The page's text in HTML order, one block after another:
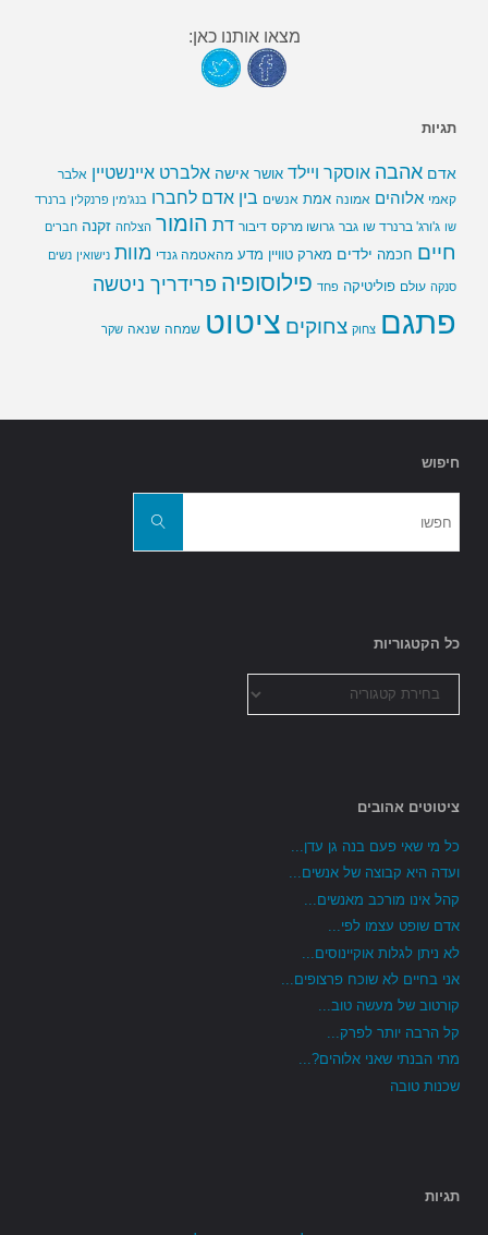
מצאו אותנו כאן:
תגיות
אדם אהבה אוסקר ויילד אושר אישה אלברט איינשטיין אלבר
קאמי אלוהים אמונה אמת אנשים בין אדם לחברו בנג'מין פרנקלין ברנרד
שו ג'ורג' ברנרד שו גבר גרושו מרקס דיבור דת הומור הצלחה זקנה חברים
חיים חכמה ילדים מארק טוויין מדע מהאטמה גנדי מוות נישואין נשים
סנקה עולם פוליטיקה פחד פילוסופיה פרידריך ניטשה
פתגם צחוק צחוקים ציטוט שמחה שנאה שקר
חיפוש
חפשו
כל הקטגוריות
הקטגוריות
ציטוטים אהובים
כל מי שאי פעם בנה גן עדן...
ועדה היא קבוצה של אנשים...
קהל אינו מורכב מאנשים...
אדם שופט עצמו לפי...
לא ניתן לגלות אוקיינוסים...
אני בחיים לא שוכח פרצופים...
קורטוב של מעשה טוב...
קל הרבה יותר לפרק...
מתי הבנתי שאני אלוהים?...
שכנות טובה
תגיות